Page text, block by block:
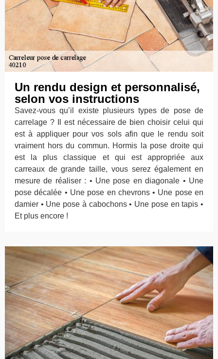
Un rendu design et personnalisé,
selon vos instructions
Savez-vous qu’il existe plusieurs types de pose de
carrelage ? Il est nécessaire de bien choisir celui qui
est à appliquer pour vos sols afin que le rendu soit
vraiment hors du commun. Hormis la pose droite qui
est la plus classique et qui est appropriée aux
carreaux de grande taille, vous serez également en
mesure de réaliser : • Une pose en diagonale • Une
pose décalée • Une pose en chevrons • Une pose en
damier • Une pose à cabochons • Une pose en tapis •
Et plus encore !